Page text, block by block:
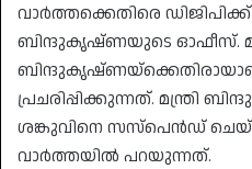
വാർത്തക്കെതിരെ ഡിജിപിക്ക്
ബിന്ദുകൃഷ്ണയുടെ ഓഫീസ്.
പ്രചരിപ്പിക്കുന്നത്. മന്ത്രി
ശങ്കുവിനെ സസ്പെൻഡ്
വാർത്തയിൽ പറയുന്നത്.